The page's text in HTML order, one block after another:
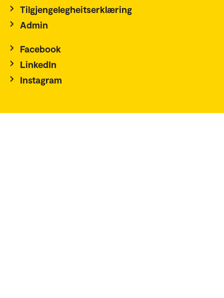
Tilgjengelegheitserklæring
Admin
Facebook
LinkedIn
Instagram